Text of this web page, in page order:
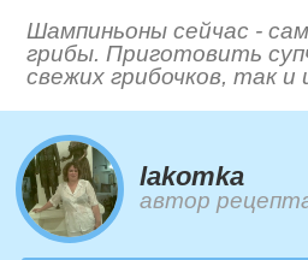
Шампиньоны сейчас -
грибы. Приготовить
свежих грибочков, так и
lakomka
автор